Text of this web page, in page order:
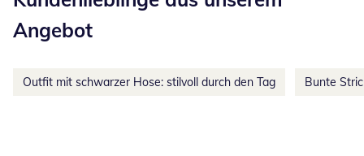
Angebot
Outfit mit schwarzer Hose: stilvoll durch den Tag Bunte